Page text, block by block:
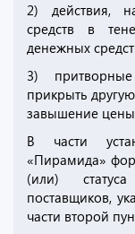
2) действия,
средств в
денежных
3)
прикрыть
завышение цены
В части
«Пирамида»
(или)
поставщиков,
части второй